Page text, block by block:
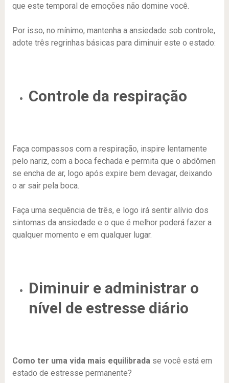
que este temporal de emoções não domine você.
Por isso, no mínimo, mantenha a ansiedade sob controle,
adote três regrinhas básicas para diminuir este o estado:
Controle da respiração
Faça compassos com a respiração, inspire lentamente
pelo nariz, com a boca fechada e permita que o abdômen
se encha de ar, logo após expire bem devagar, deixando
o ar sair pela boca.
Faça uma sequência de três, e logo irá sentir alívio dos
sintomas da ansiedade e o que é melhor poderá fazer a
qualquer momento e em qualquer lugar.
Diminuir e administrar o
nível de estresse diário
Como ter uma vida mais equilibrada se você está em
estado de estresse permanente?